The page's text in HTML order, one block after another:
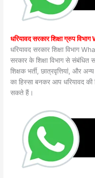
धरियावद सरकार शिक्षा ग्रुप
धरियावद सरकार शिक्षा विभाग
सरकार के शिक्षा विभाग से संबंधित
शिक्षक भर्ती, छात्रवृत्तियां, और
का हिस्सा बनकर आप धरियावद की
सकते हैं।